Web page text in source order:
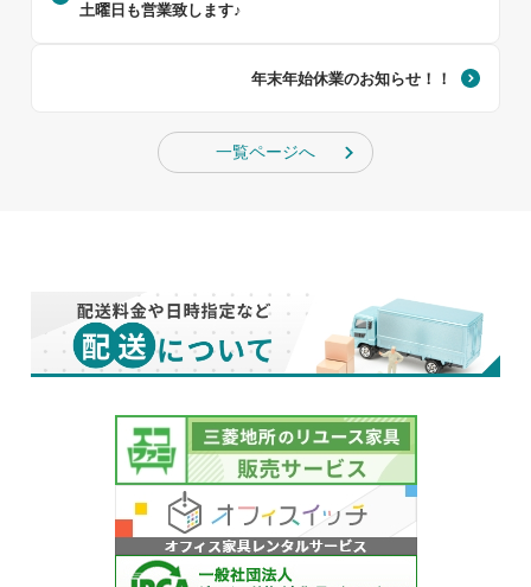
土曜日も営業致します♪
年末年始休業のお知らせ！！
一覧ページへ